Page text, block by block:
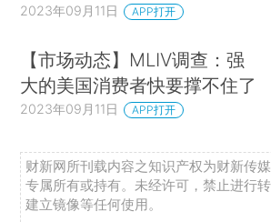
2023年09月11日 APP打开
【市场动态】MLIV调查：强
大的美国消费者快要撑不住了
2023年09月11日 APP打开
财新网所刊载内容之知识产权为财新传
专属所有或持有。未经许可，禁止进行
建立镜像等任何使用。